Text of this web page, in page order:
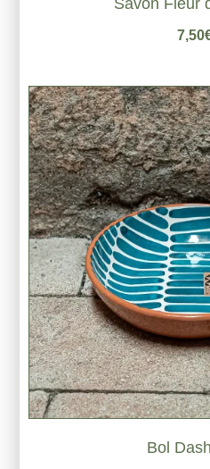
7,50
Bol